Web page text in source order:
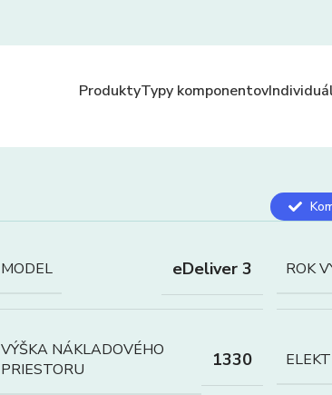
ProduktyTypy komponentov
MODEL eDeliver 3 ROK
VÝŠKA NÁKLADOVÉHO
PRIESTORU
1330